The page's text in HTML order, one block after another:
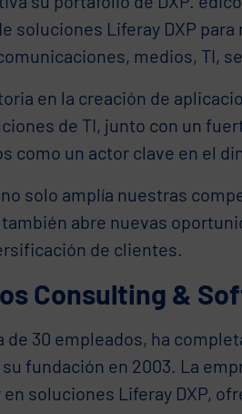
soluciones Liferay DXP
medios, TI,
en la creación de
de TI, junto con un
como un actor clave en el
solo amplía nuestras
también abre nuevas
de clientes.
Consulting &
de 30 empleados, ha
fundación en 2003. La
soluciones Liferay DXP,